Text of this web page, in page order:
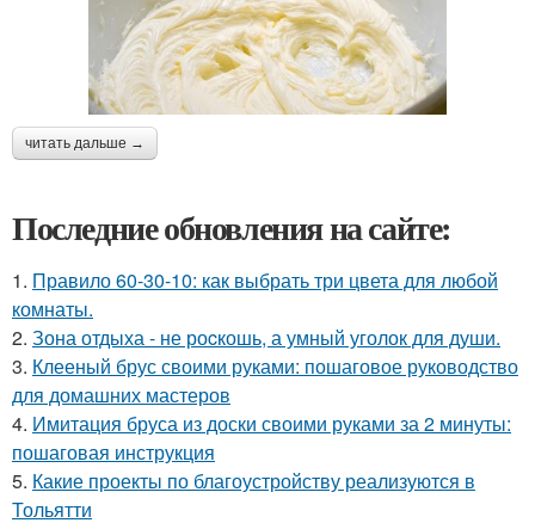
читать дальше →
Последние обновления на сайте:
1. Правило 60-30-10: как выбрать три цвета для любой
комнаты.
2. Зона отдыха - не роcкошь, а умный уголок для души.
3. Клееный брус своими руками: пошаговое руководство
для домашних мастеров
4. Имитация бруса из доски своими руками за 2 минуты:
пошаговая инструкция
5. Какие проекты по благоустройству реализуются в
Тольятти